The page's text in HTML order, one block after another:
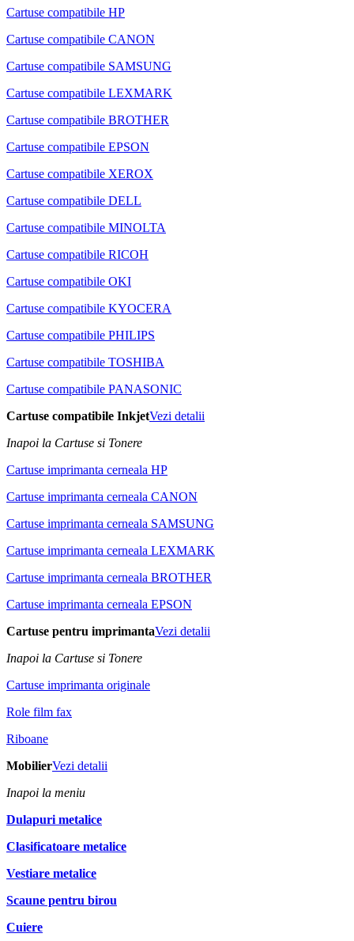
Cartuse compatibile HP
Cartuse compatibile CANON
Cartuse compatibile SAMSUNG
Cartuse compatibile LEXMARK
Cartuse compatibile BROTHER
Cartuse compatibile EPSON
Cartuse compatibile XEROX
Cartuse compatibile DELL
Cartuse compatibile MINOLTA
Cartuse compatibile RICOH
Cartuse compatibile OKI
Cartuse compatibile KYOCERA
Cartuse compatibile PHILIPS
Cartuse compatibile TOSHIBA
Cartuse compatibile PANASONIC
Cartuse compatibile InkjetVezi detalii
Inapoi la Cartuse si Tonere
Cartuse imprimanta cerneala HP
Cartuse imprimanta cerneala CANON
Cartuse imprimanta cerneala SAMSUNG
Cartuse imprimanta cerneala LEXMARK
Cartuse imprimanta cerneala BROTHER
Cartuse imprimanta cerneala EPSON
Cartuse pentru imprimantaVezi detalii
Inapoi la Cartuse si Tonere
Cartuse imprimanta originale
Role film fax
Riboane
MobilierVezi detalii
Inapoi la meniu
Dulapuri metalice
Clasificatoare metalice
Vestiare metalice
Scaune pentru birou
Cuiere